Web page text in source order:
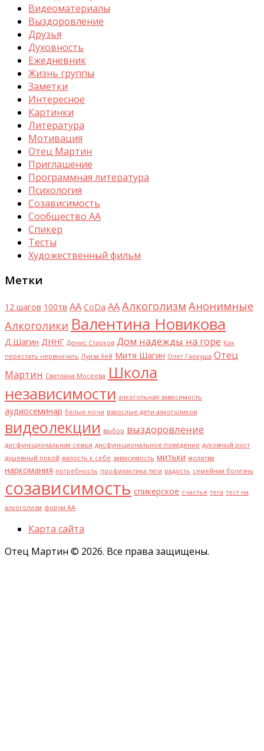
Видеоматериалы
Выздоровление
Друзья
Духовность
Ежедневник
Жизнь группы
Заметки
Интересное
Картинки
Литература
Мотивация
Отец Мартин
Приглашение
Программная литература
Психология
Созависимость
Сообщество АА
Спикер
Тесты
Художественный фильм
Метки
12 шагов 100тв AA CoDa АААлкоголизм Анонимные
Алкоголики Валентина Новикова
Д.Шагин ДННГ Денис Старков Дом надежды на горе Как
перестать нервничать Луиза Хей Митя Шагин Олег Гаркуша Отец
Мартин Светлана Мосеева Школа
независимости алкогольная зависимость
аудиосеминар белые ночи взрослые дети алкоголиков
видеолекции выбор выздоровление
дисфункциональная семья дисфункциональное поведение духовный рост
душевный покой жалость к себе зависимость митьки молитва
наркомания потребность профилактика тяги радость семейная болезнь
созависимость спикерское счастье тега тест на
алкоголизм форум АА
Карта сайта
Отец Мартин © 2026. Все права защищены.